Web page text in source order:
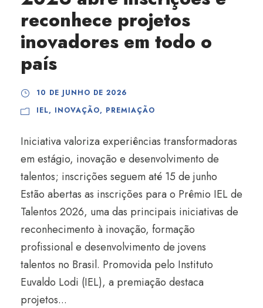
reconhece projetos
inovadores em todo o
país
10 DE JUNHO DE 2026
IEL, INOVAÇÃO, PREMIAÇÃO
Iniciativa valoriza experiências transformadoras
em estágio, inovação e desenvolvimento de
talentos; inscrições seguem até 15 de junho
Estão abertas as inscrições para o Prêmio IEL de
Talentos 2026, uma das principais iniciativas de
reconhecimento à inovação, formação
profissional e desenvolvimento de jovens
talentos no Brasil. Promovida pelo Instituto
Euvaldo Lodi (IEL), a premiação destaca
projetos...